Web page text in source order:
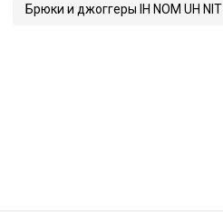
Брюки и джоггеры IH NOM UH NIT